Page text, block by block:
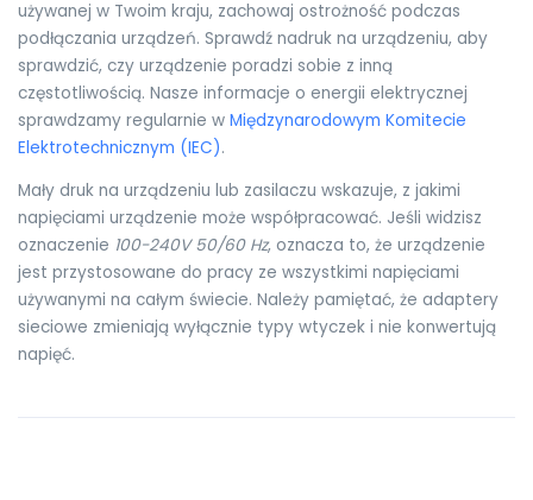
używanej w Twoim kraju, zachowaj ostrożność podczas
podłączania urządzeń. Sprawdź nadruk na urządzeniu, aby
sprawdzić, czy urządzenie poradzi sobie z inną
częstotliwością. Nasze informacje o energii elektrycznej
sprawdzamy regularnie w Międzynarodowym Komitecie
Elektrotechnicznym (IEC).
Mały druk na urządzeniu lub zasilaczu wskazuje, z jakimi
napięciami urządzenie może współpracować. Jeśli widzisz
oznaczenie 100-240V 50/60 Hz, oznacza to, że urządzenie
jest przystosowane do pracy ze wszystkimi napięciami
używanymi na całym świecie. Należy pamiętać, że adaptery
sieciowe zmieniają wyłącznie typy wtyczek i nie konwertują
napięć.